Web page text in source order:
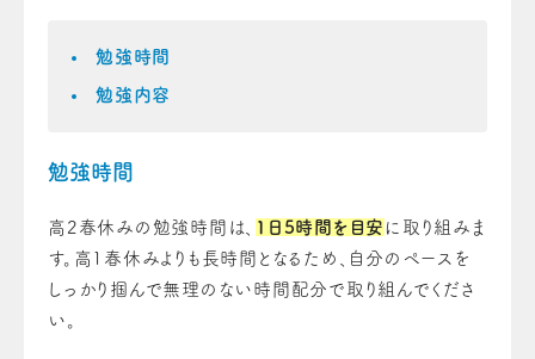
勉強時間
勉強内容
勉強時間
高2春休みの勉強時間は、 1日5時間を目安 に取り組みま
す。高1春休みよりも長時間となるため、自分のペースを
しっかり掴んで無理のない時間配分で取り組んでくださ
い。